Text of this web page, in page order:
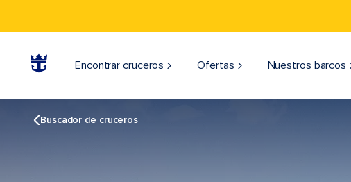
Encontrar cruceros Ofertas Nuestros barcos
Buscador de cruceros